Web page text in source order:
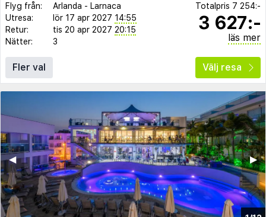
Flyg från: Arlanda - Larnaca
Utresa:
lör 17 apr 2027 14:55
Retur:
tis 20 apr 2027 20:15
Nätter:
3
Totalpris 7 254:-
3 627:-
läs mer
Fler val Välj resa
▶︎
◀︎